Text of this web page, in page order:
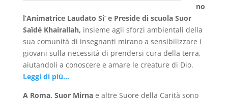
no
l’Animatrice Laudato Si’ e Preside di scuola Suor
Saïdé Khairallah, insieme agli sforzi ambientali della
sua comunità di insegnanti mirano a sensibilizzare i
giovani sulla necessità di prendersi cura della terra,
aiutandoli a conoscere e amare le creature di Dio.
Leggi di più…
A Roma, Suor Mirnae altre Suore della Carità sono